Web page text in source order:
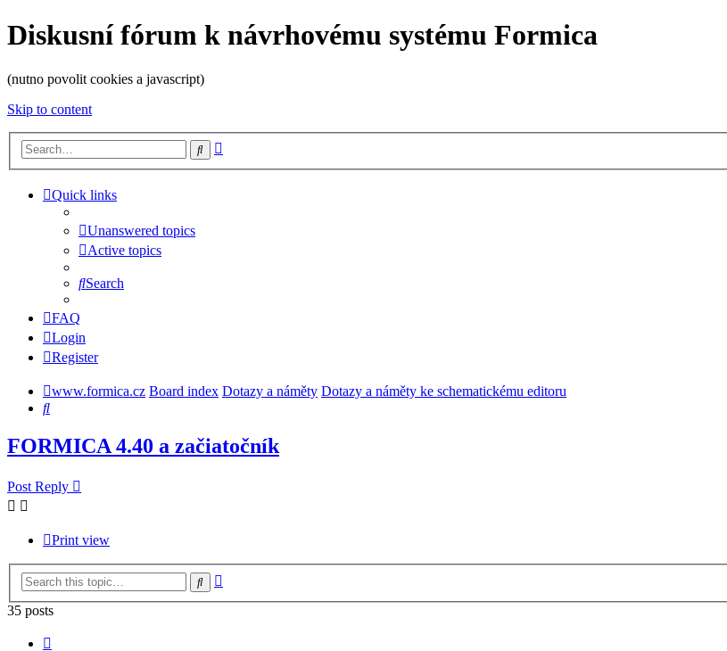
Diskusní fórum k návrhovému systému Formica
(nutno povolit cookies a javascript)
Skip to content
Search
Quick links
Unanswered topics
Active topics
Search
FAQ
Login
Register
www.formica.cz Board index Dotazy a náměty Dotazy a náměty ke schematickému editoru
Search
FORMICA 4.40 a začiatočník
Post Reply
Print view
Search
35 posts